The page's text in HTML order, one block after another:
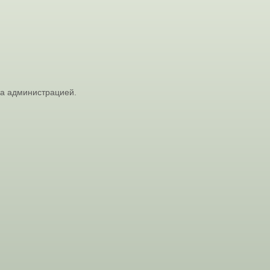
администрацией.